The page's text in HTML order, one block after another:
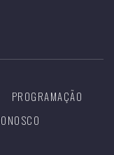
PROGRAMAÇÃO